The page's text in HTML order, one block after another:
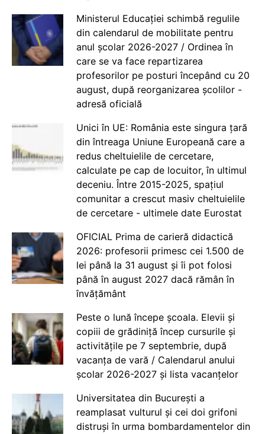
Ministerul Educației schimbă regulile
din calendarul de mobilitate pentru
anul școlar 2026-2027 / Ordinea în
care se va face repartizarea
profesorilor pe posturi începând cu 20
august, după reorganizarea școlilor -
adresă oficială
Unici în UE: România este singura țară
din întreaga Uniune Europeană care a
redus cheltuielile de cercetare,
calculate pe cap de locuitor, în ultimul
deceniu. Între 2015-2025, spațiul
comunitar a crescut masiv cheltuielile
de cercetare - ultimele date Eurostat
OFICIAL Prima de carieră didactică
2026: profesorii primesc cei 1.500 de
lei până la 31 august și îi pot folosi
până în august 2027 dacă rămân în
învățământ
Peste o lună începe școala. Elevii și
copiii de grădiniță încep cursurile și
activitățile pe 7 septembrie, după
vacanța de vară / Calendarul anului
școlar 2026-2027 și lista vacanțelor
Universitatea din București a
reamplasat vulturul și cei doi grifoni
distruși în urma bombardamentelor din